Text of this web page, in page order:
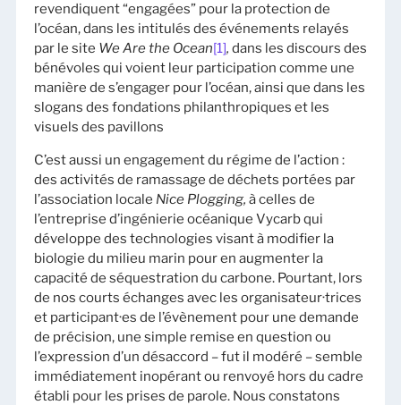
revendiquent “engagées” pour la protection de
l’océan, dans les intitulés des événements relayés
par le site We Are the Ocean[1], dans les discours des
bénévoles qui voient leur participation comme une
manière de s’engager pour l’océan, ainsi que dans les
slogans des fondations philanthropiques et les
visuels des pavillons
C’est aussi un engagement du régime de l’action :
des activités de ramassage de déchets portées par
l’association locale Nice Plogging, à celles de
l’entreprise d’ingénierie océanique Vycarb qui
développe des technologies visant à modifier la
biologie du milieu marin pour en augmenter la
capacité de séquestration du carbone. Pourtant, lors
de nos courts échanges avec les organisateur·trices
et participant·es de l’évènement pour une demande
de précision, une simple remise en question ou
l’expression d’un désaccord – fut il modéré – semble
immédiatement inopérant ou renvoyé hors du cadre
établi pour les prises de parole. Nous constatons